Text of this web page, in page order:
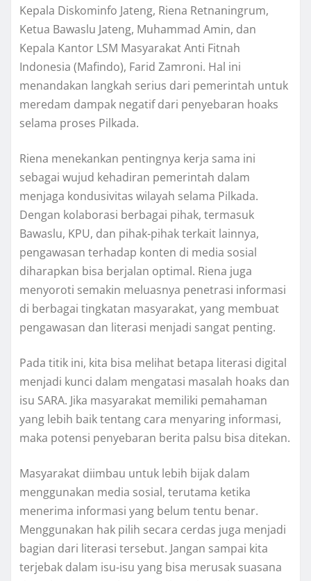
Kepala Diskominfo Jateng, Riena Retnaningrum,
Ketua Bawaslu Jateng, Muhammad Amin, dan
Kepala Kantor LSM Masyarakat Anti Fitnah
Indonesia (Mafindo), Farid Zamroni. Hal ini
menandakan langkah serius dari pemerintah untuk
meredam dampak negatif dari penyebaran hoaks
selama proses Pilkada.
Riena menekankan pentingnya kerja sama ini
sebagai wujud kehadiran pemerintah dalam
menjaga kondusivitas wilayah selama Pilkada.
Dengan kolaborasi berbagai pihak, termasuk
Bawaslu, KPU, dan pihak-pihak terkait lainnya,
pengawasan terhadap konten di media sosial
diharapkan bisa berjalan optimal. Riena juga
menyoroti semakin meluasnya penetrasi informasi
di berbagai tingkatan masyarakat, yang membuat
pengawasan dan literasi menjadi sangat penting.
Pada titik ini, kita bisa melihat betapa literasi digital
menjadi kunci dalam mengatasi masalah hoaks dan
isu SARA. Jika masyarakat memiliki pemahaman
yang lebih baik tentang cara menyaring informasi,
maka potensi penyebaran berita palsu bisa ditekan.
Masyarakat diimbau untuk lebih bijak dalam
menggunakan media sosial, terutama ketika
menerima informasi yang belum tentu benar.
Menggunakan hak pilih secara cerdas juga menjadi
bagian dari literasi tersebut. Jangan sampai kita
terjebak dalam isu-isu yang bisa merusak suasana